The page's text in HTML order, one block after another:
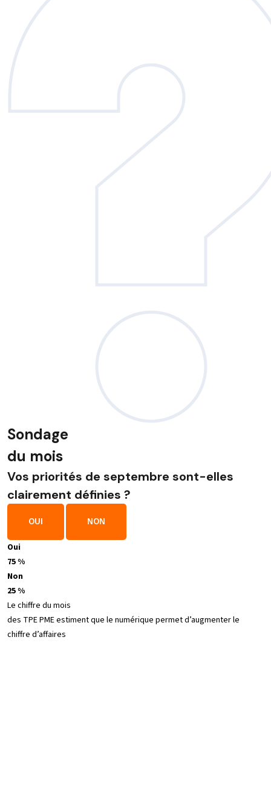
Sondage
du mois
Vos priorités de septembre sont-elles
clairement définies ?
OUI NON
Oui
75 %
Non
25 %
Le chiffre du mois
des TPE PME estiment que le numérique permet d’augmenter le
chiffre d’affaires